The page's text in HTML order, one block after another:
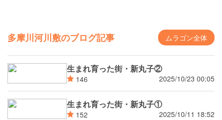
多摩川河川敷のブログ記事 ムラゴン全体
生まれ育った街・新丸子②
146 2025/10/23 00:05
生まれ育った街・新丸子①
152 2025/10/11 18:52